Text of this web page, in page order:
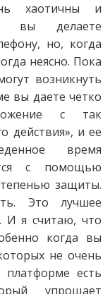
хаотичны и
вы делаете
но, когда
неясно. Пока
возникнуть
вы даете четко
с так
действия», и ее
время
с помощью
защиты.
Это лучшее
И я считаю, что
когда вы
не очень
есть
упрощает